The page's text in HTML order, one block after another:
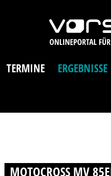
TERMINE ERGEBNISSE
MOTOCROSS MV